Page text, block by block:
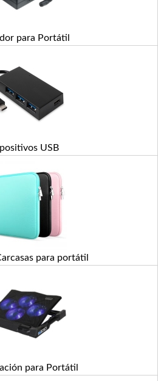
para Portátil
USB
para portátil
para Portátil